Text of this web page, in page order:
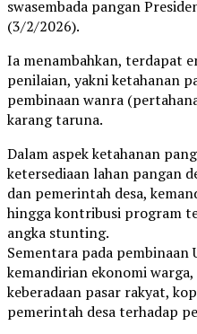
swasembada pangan
(3/2/2026).
Ia menambahkan, terdapat
penilaian, yakni ketahanan
pembinaan wanra
karang taruna.
Dalam aspek ketahanan
ketersediaan lahan pangan
dan pemerintah desa,
hingga kontribusi program
angka stunting.
Sementara pada
kemandirian ekonomi
keberadaan pasar rakyat,
pemerintah desa terhadap